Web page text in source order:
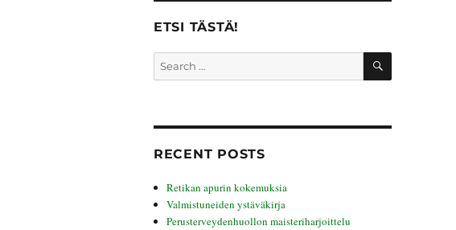
ETSI TÄSTÄ!
Search
for:
SEARCH
RECENT POSTS
Retikan apurin kokemuksia
Valmistuneiden ystäväkirja
Perusterveydenhuollon maisteriharjoittelu